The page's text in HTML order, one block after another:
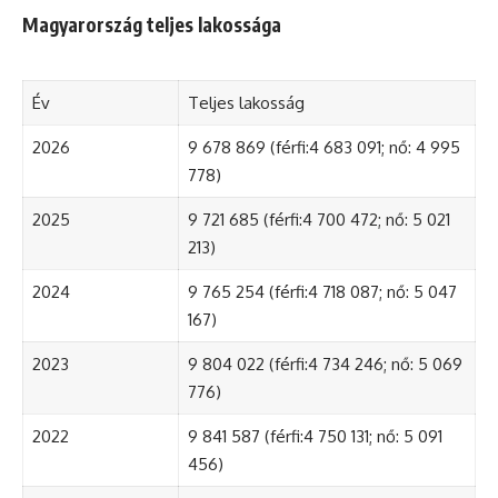
Magyarország teljes lakossága
Év Teljes lakosság
2026
9 678 869 (férfi:4 683 091; nő: 4 995
778)
2025
9 721 685 (férfi:4 700 472; nő: 5 021
213)
2024
9 765 254 (férfi:4 718 087; nő: 5 047
167)
2023
9 804 022 (férfi:4 734 246; nő: 5 069
776)
2022
9 841 587 (férfi:4 750 131; nő: 5 091
456)